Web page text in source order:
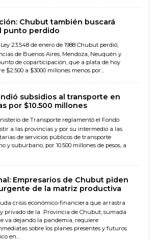
Chubut también buscará
punto perdido
23.548 de enero de 1988 Chubut perdió,
de Buenos Aires, Mendoza, Neuquén y
de coparticipación, que a plata de hoy
$2.500 a $3000 millones menos por...
subsidios al transporte en
por $10.500 millones
de Transporte reglamentó el Fondo
a las provincias y por su intermedio a las
de servicios públicos de transporte
y suburbano, por 10.500 millones de pesos, a
Empresarios de Chubut piden
de la matriz productiva
crisis económico-financiera que arrastra
privado de la Provincia de Chubut, sumada
va dejando la pandemia, requiere
sobre los planes presentes y futuros
en...